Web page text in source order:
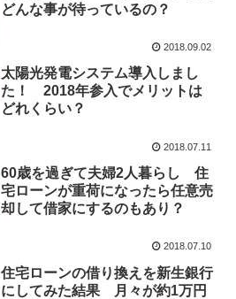
どんな事が待っているの？
2018.09.02
太陽光発電システム導入しまし
た！ 2018年参入でメリットは
どれくらい？
2018.07.11
60歳を過ぎて夫婦2人暮らし 住
宅ローンが重荷になったら任意売
却して借家にするのもあり？
2018.07.10
住宅ローンの借り換えを新生銀行
にしてみた結果 月々が約1万円